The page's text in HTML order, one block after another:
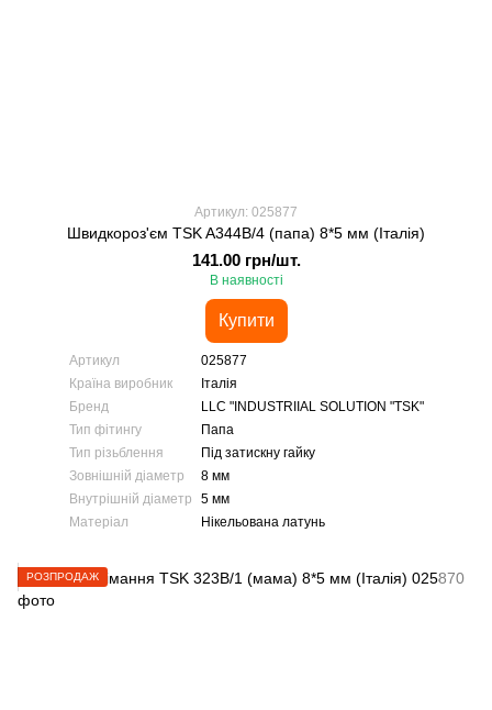
Артикул: 025877
Швидкороз'єм TSK A344B/4 (папа) 8*5 мм (Італія)
141.00 грн/шт.
В наявності
Купити
Артикул
025877
Країна виробник
Італія
Бренд
LLC "INDUSTRIIAL SOLUTION "TSK"
Тип фітингу
Папа
Тип різьблення
Під затискну гайку
Зовнішній діаметр
8 мм
Внутрішній діаметр
5 мм
Матеріал
Нікельована латунь
РОЗПРОДАЖ